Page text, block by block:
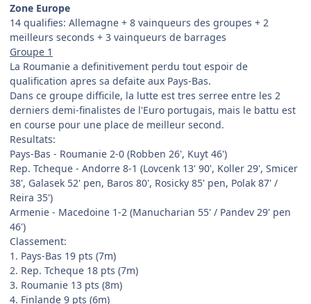
Zone Europe
14 qualifies: Allemagne + 8 vainqueurs des groupes + 2
meilleurs seconds + 3 vainqueurs de barrages
Groupe 1
La Roumanie a definitivement perdu tout espoir de
qualification apres sa defaite aux Pays-Bas.
Dans ce groupe difficile, la lutte est tres serree entre les 2
derniers demi-finalistes de l'Euro portugais, mais le battu est
en course pour une place de meilleur second.
Resultats:
Pays-Bas - Roumanie 2-0 (Robben 26', Kuyt 46')
Rep. Tcheque - Andorre 8-1 (Lovcenk 13' 90', Koller 29', Smicer
38', Galasek 52' pen, Baros 80', Rosicky 85' pen, Polak 87' /
Reira 35')
Armenie - Macedoine 1-2 (Manucharian 55' / Pandev 29' pen
46')
Classement:
1. Pays-Bas 19 pts (7m)
2. Rep. Tcheque 18 pts (7m)
3. Roumanie 13 pts (8m)
4. Finlande 9 pts (6m)